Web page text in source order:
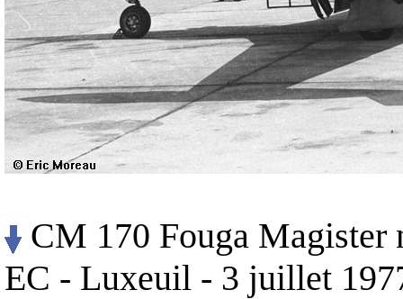
CM 170 Fouga Magister
EC - Luxeuil - 3 juillet